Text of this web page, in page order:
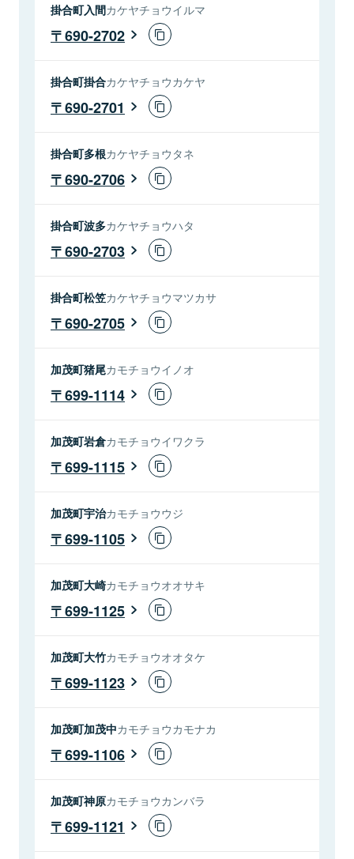
掛合町入間カケヤチョウイルマ
690-2702
掛合町掛合カケヤチョウカケヤ
690-2701
掛合町多根カケヤチョウタネ
690-2706
掛合町波多カケヤチョウハタ
690-2703
掛合町松笠カケヤチョウマツカサ
690-2705
加茂町猪尾カモチョウイノオ
699-1114
加茂町岩倉カモチョウイワクラ
699-1115
加茂町宇治カモチョウウジ
699-1105
加茂町大崎カモチョウオオサキ
699-1125
加茂町大竹カモチョウオオタケ
699-1123
加茂町加茂中カモチョウカモナカ
699-1106
加茂町神原カモチョウカンバラ
699-1121